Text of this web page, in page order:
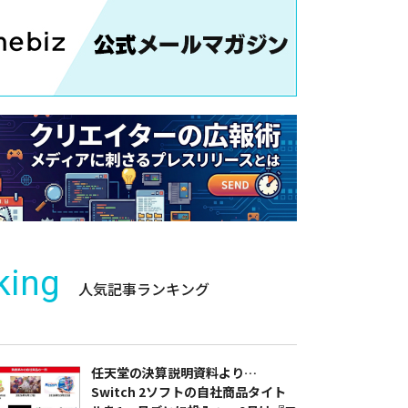
人気記事ランキング
任天堂の決算説明資料より…
Switch 2ソフトの自社商品タイト